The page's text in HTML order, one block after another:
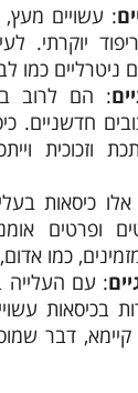
: עשויים מעץ,
יוקרתי.
ניטרליים כמו
: הם לרוב
חדשניים.
וזכוכית
כיסאות
ופרטים
כמו אדום,
: עם העלייה
בכיסאות
דבר